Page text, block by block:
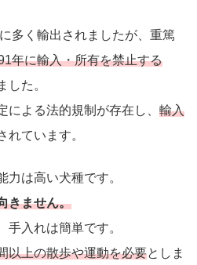
多く輸出されましたが、重篤
年に輸入・所有を禁止する
した。
よる法的規制が存在し、 輸入
れています。
力は高い犬種です。
きません。
手入れは簡単です。
以上の散歩や運動を必要としま